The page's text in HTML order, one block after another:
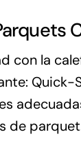
con la
Quick-
de